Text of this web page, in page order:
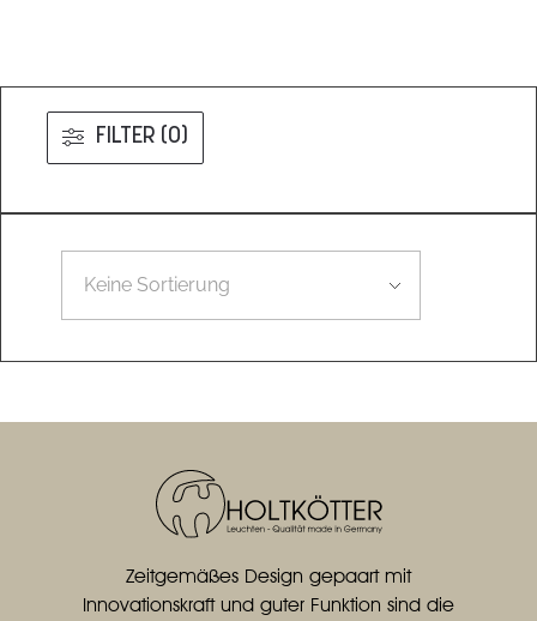
FILTER (0)
Zeitgemäßes Design gepaart mit
Innovationskraft und guter Funktion sind die